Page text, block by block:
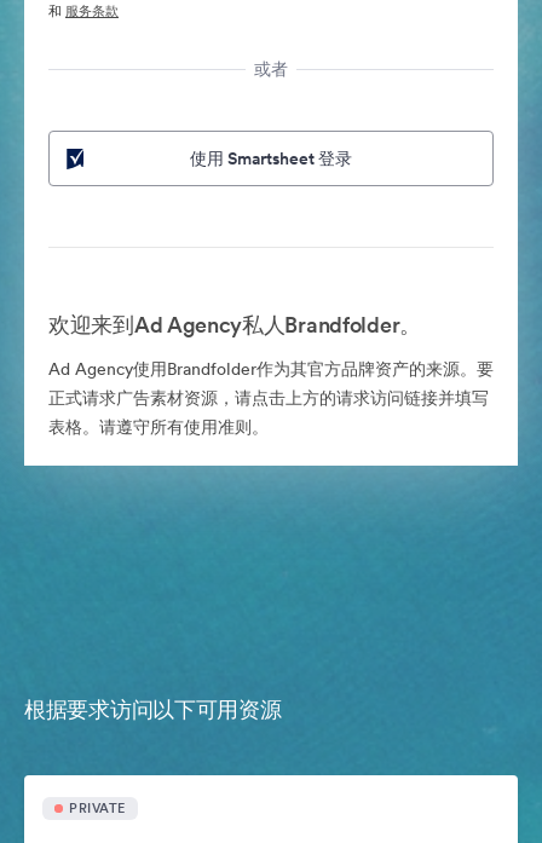
和 服务条款
或者
使用 Smartsheet 登录
欢迎来到Ad Agency私人Brandfolder。
Ad Agency使用Brandfolder作为其官方品牌资产的来源。要
正式请求广告素材资源，请点击上方的请求访问链接并填写
表格。请遵守所有使用准则。
根据要求访问以下可用资源
PRIVATE